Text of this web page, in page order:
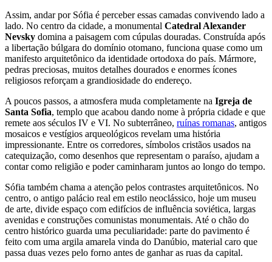
Assim, andar por Sófia é perceber essas camadas convivendo lado a
lado. No centro da cidade, a monumental Catedral Alexander
Nevsky domina a paisagem com cúpulas douradas. Construída após
a libertação búlgara do domínio otomano, funciona quase como um
manifesto arquitetônico da identidade ortodoxa do país. Mármore,
pedras preciosas, muitos detalhes dourados e enormes ícones
religiosos reforçam a grandiosidade do endereço.
A poucos passos, a atmosfera muda completamente na Igreja de
Santa Sofia, templo que acabou dando nome à própria cidade e que
remete aos séculos IV e VI. No subterrâneo, ruínas romanas, antigos
mosaicos e vestígios arqueológicos revelam uma história
impressionante. Entre os corredores, símbolos cristãos usados na
catequização, como desenhos que representam o paraíso, ajudam a
contar como religião e poder caminharam juntos ao longo do tempo.
Sófia também chama a atenção pelos contrastes arquitetônicos. No
centro, o antigo palácio real em estilo neoclássico, hoje um museu
de arte, divide espaço com edifícios de influência soviética, largas
avenidas e construções comunistas monumentais. Até o chão do
centro histórico guarda uma peculiaridade: parte do pavimento é
feito com uma argila amarela vinda do Danúbio, material caro que
passa duas vezes pelo forno antes de ganhar as ruas da capital.